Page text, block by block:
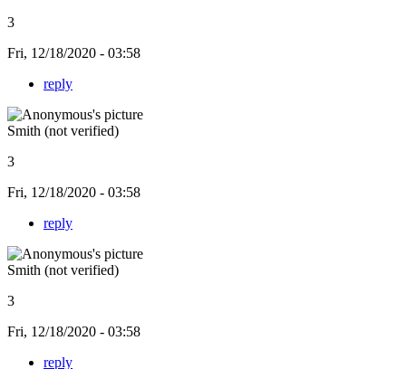
3
Fri, 12/18/2020 - 03:58
reply
Smith (not verified)
3
Fri, 12/18/2020 - 03:58
reply
Smith (not verified)
3
Fri, 12/18/2020 - 03:58
reply